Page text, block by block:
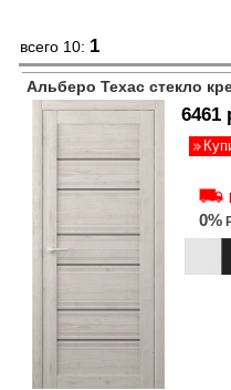
всего 10: 1
Альберо Техас стекло
6461
0%